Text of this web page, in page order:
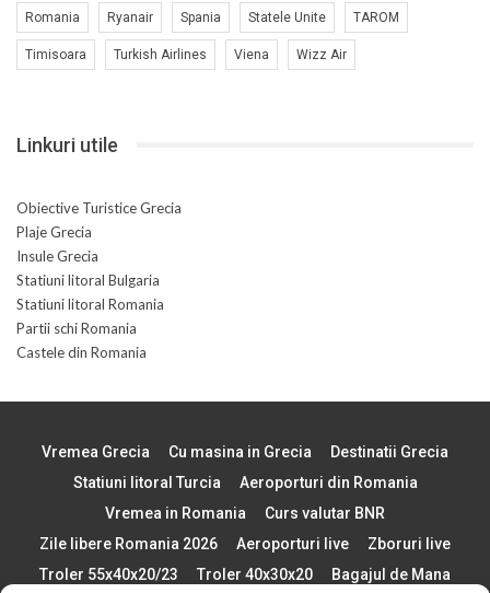
Romania Ryanair Spania Statele Unite TAROM
Timisoara Turkish Airlines Viena Wizz Air
Linkuri utile
Obiective Turistice Grecia
Plaje Grecia
Insule Grecia
Statiuni litoral Bulgaria
Statiuni litoral Romania
Partii schi Romania
Castele din Romania
Vremea Grecia Cu masina in Grecia
Destinatii Grecia
Statiuni litoral Turcia
Aeroporturi din Romania
Vremea in Romania
Curs valutar BNR
Zile libere Romania 2026
Aeroporturi live
Zboruri live
Troler 55x40x20/23
Troler 40x30x20 Bagajul de Mana